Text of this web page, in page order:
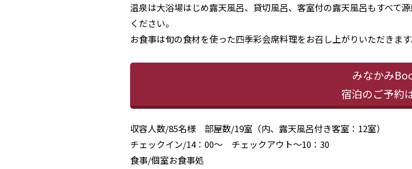
温泉は大浴場はじめ露天風呂、貸切風呂、客室付の露天風呂もすべて
ください。
お食事は旬の食材を使った四季彩会席料理をお召し上がりいただきます
みなかみ
宿泊のご予約
収容人数/85名様 部屋数/19室（内、露天風呂付き客室：12室）
チェックイン/14：00～ チェックアウト～10：30
食事/個室お食事処